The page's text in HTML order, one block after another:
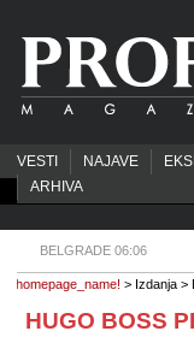
VESTI NAJAVE
ARHIVA
BELGRADE 06:06
homepage_name! > Izdanja >
HUGO BOSS